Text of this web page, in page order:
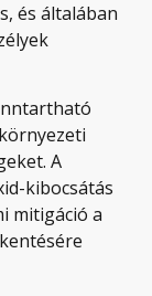
és általában
A
kibocsátás
mitigáció a